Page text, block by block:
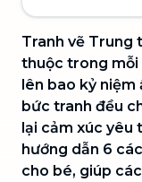
Tranh vẽ Trung
thuộc trong mỗi
lên bao kỷ niệm
bức tranh đều
lại cảm xúc yêu
hướng dẫn 6
cho bé, giúp